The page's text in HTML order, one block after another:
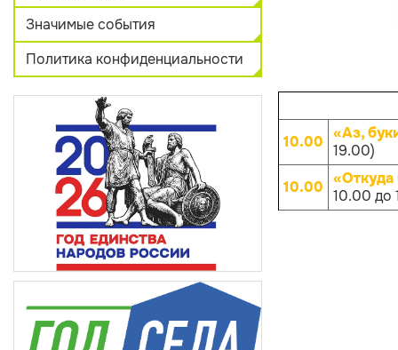
Значимые события
Политика конфиденциальности
10.00 «Аз,
19.00)
10.00 10.00 до